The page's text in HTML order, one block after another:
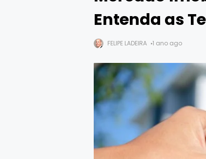
Entenda as
FELIPE LADEIRA 1 ano ago